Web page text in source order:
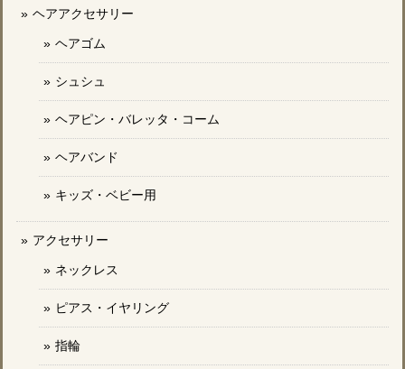
ヘアアクセサリー
ヘアゴム
シュシュ
ヘアピン・バレッタ・コーム
ヘアバンド
キッズ・ベビー用
アクセサリー
ネックレス
ピアス・イヤリング
指輪